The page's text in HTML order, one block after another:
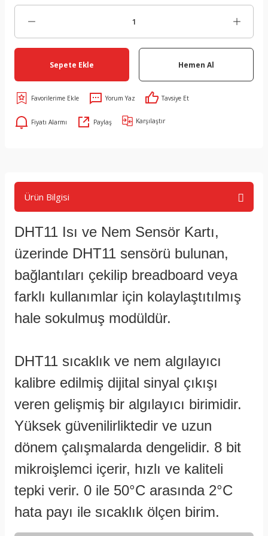
Sepete Ekle Hemen Al
Yorum Yaz Tavsiye Et
Fiyatı Alarmı Paylaş Karşılaştır
Ürün Bilgisi
DHT11 Isı ve Nem Sensör Kartı,
üzerinde DHT11 sensörü bulunan,
bağlantıları çekilip breadboard veya
farklı kullanımlar için kolaylaştıtılmış
hale sokulmuş modüldür.
DHT11 sıcaklık ve nem algılayıcı
kalibre edilmiş dijital sinyal çıkışı
veren gelişmiş bir algılayıcı birimidir.
Yüksek güvenilirliktedir ve uzun
dönem çalışmalarda dengelidir. 8 bit
mikroişlemci içerir, hızlı ve kaliteli
tepki verir. 0 ile 50°C arasında 2°C
hata payı ile sıcaklık ölçen birim.